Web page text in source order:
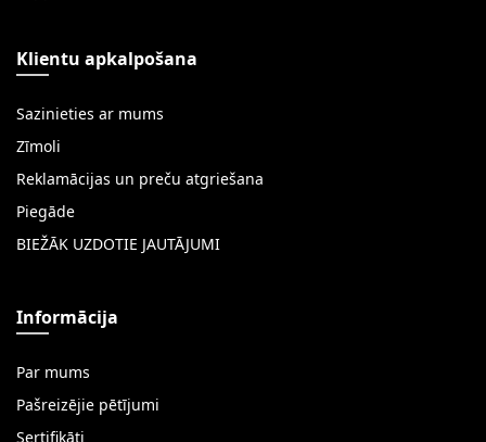
Klientu apkalpošana
Sazinieties ar mums
Zīmoli
Reklamācijas un preču atgriešana
Piegāde
BIEŽĀK UZDOTIE JAUTĀJUMI
Informācija
Par mums
Pašreizējie pētījumi
Sertifikāti